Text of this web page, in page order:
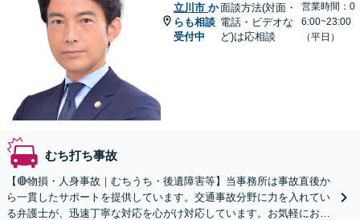
立川市 か
らも相談
受付中
面談方法(対面・
電話・ビデオな
ど)は応相談
営業時間：0
6:00~23:00
（平日）
むち打ち事故
【🔴物損・人身事故｜むちうち・後遺障害等】当事務所は事故直後か
ら一貫したサポートを提供しています。交通事故分野に力を入れてい
る弁護士が、迅速丁寧な対応を心がけ対応しています。お気軽にお問